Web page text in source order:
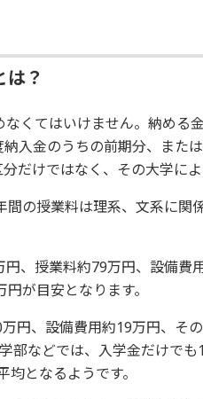
？
くてはいけません。納める
入金のうちの前期分、また
だけではなく、その大学によ
の授業料は理系、文系に関
、授業料約79万円、設備費
が目安となります。
円、設備費用約19万円、そ
部などでは、入学金だけで
となるようです。